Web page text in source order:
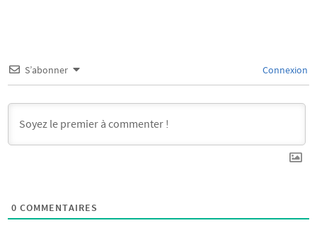
S’abonner Connexion
0 COMMENTAIRES